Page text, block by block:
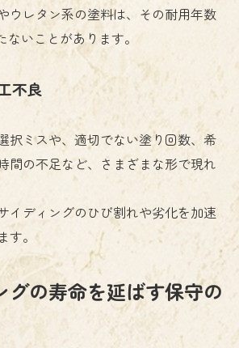
ウレタン系の塗料は、その耐用年数
ないことがあります。
不良
択ミスや、適切でない塗り回数、希
間の不足など、さまざまな形で現れ
イディングのひび割れや劣化を加速
。
の寿命を延ばす保守の